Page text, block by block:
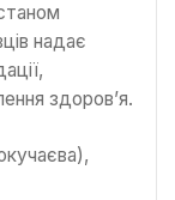
надає
здоров’я.